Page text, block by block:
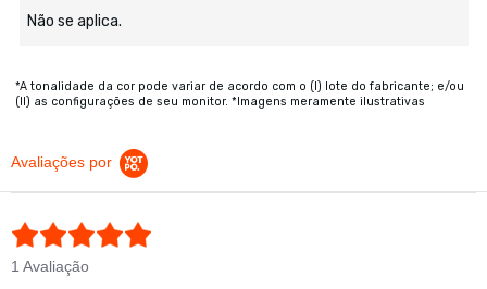
Não se aplica.
*A tonalidade da cor pode variar de acordo com o (I) lote do fabricante; e/ou
(II) as configurações de seu monitor. *Imagens meramente ilustrativas
Avaliações por
1 Avaliação